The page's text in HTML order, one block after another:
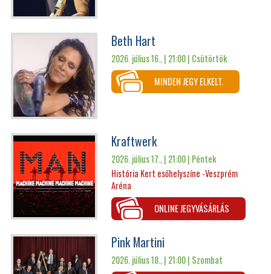
Beth Hart
2026. július 16., | 21:00 | Csütörtök
MINDEN JEGY ELKELT.
Kraftwerk
2026. július 17., | 21:00 | Péntek
História Kert esőhelyszíne -Veszprém
Aréna
ONLINE JEGYVÁSÁRLÁS
Pink Martini
2026. július 18., | 21:00 | Szombat